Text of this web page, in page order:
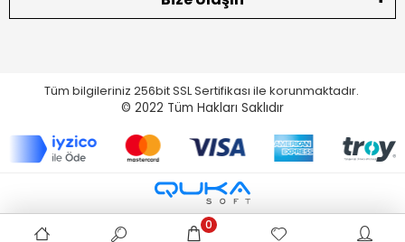
Tüm bilgileriniz 256bit SSL Sertifikası ile korunmaktadır.
© 2022 Tüm Hakları Saklıdır
0